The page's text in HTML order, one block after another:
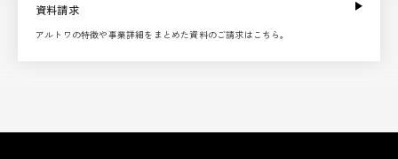
資料請求
アルトワの特徴や事業詳細をまとめた資料のご請求はこちら。